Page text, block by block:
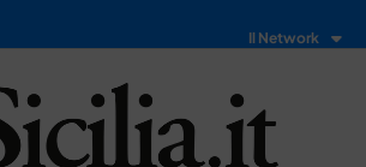
Il Network